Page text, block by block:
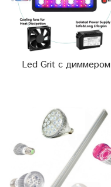
Led Grit с диммером